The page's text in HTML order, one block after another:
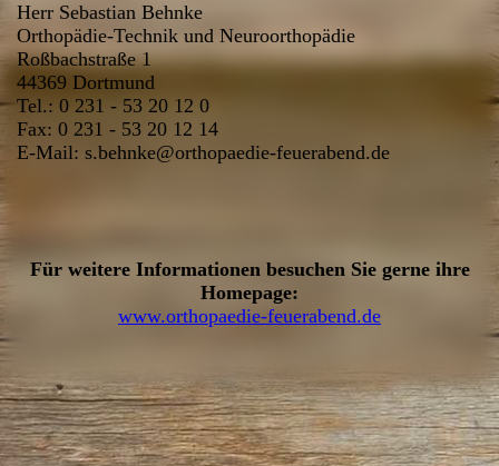
Herr Sebastian Behnke
Orthopädie-Technik und Neuroorthopädie
Roßbachstraße 1
44369 Dortmund
Tel.: 0 231 - 53 20 12 0
Fax: 0 231 - 53 20 12 14
E-Mail: s.behnke@orthopaedie-feuerabend.de
Für weitere Informationen besuchen Sie gerne ihre
Homepage:
www.orthopaedie-feuerabend.de